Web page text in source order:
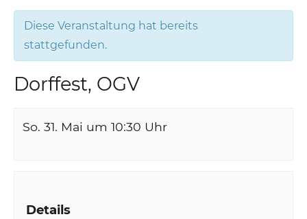
Diese Veranstaltung hat bereits
stattgefunden.
Dorffest, OGV
So. 31. Mai um 10:30 Uhr
Details